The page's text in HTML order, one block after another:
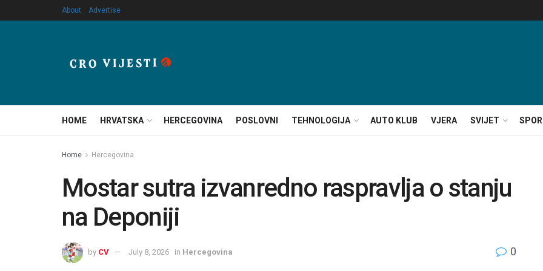
About Advertise
HOME HRVATSKA HERCEGOVINA POSLOVNI TEHNOLOGIJA AUTO KLUB VJERA SVIJET
Home Hercegovina
Mostar sutra izvanredno raspravlja o stanju
na Deponiji
by CV July 8, 2026 in Hercegovina 0